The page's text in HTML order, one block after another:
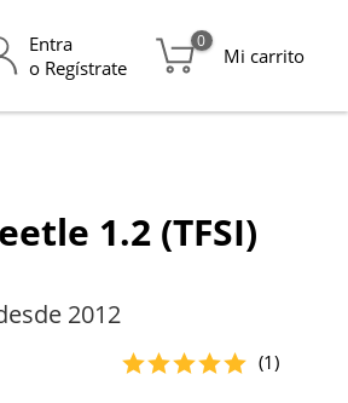
Entra
o Regístrate
0
Mi carrito
1.2 (TFSI)
2012
(1)